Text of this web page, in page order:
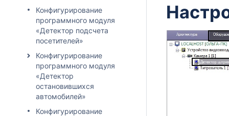
Конфигурирование
программного модуля
«Детектор подсчета
посетителей»
Конфигурирование
программного модуля
«Детектор
остановившихся
автомобилей»
Конфигурирование